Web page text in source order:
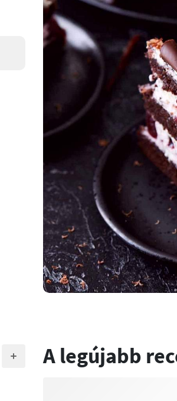
A legújabb